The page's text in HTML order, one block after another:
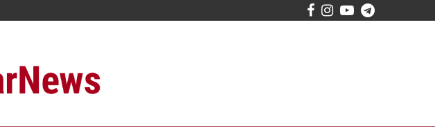
Facebook
Instagram
YoutubeTelegram